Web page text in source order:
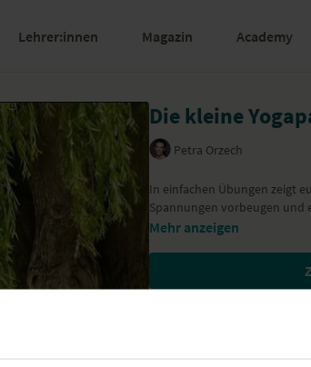
Lehrer:innen Magazin Academy
Die kleine
Petra Orzech
In einfachen Übungen zeigt
Spannungen vorbeugen und
Mehr anzeigen